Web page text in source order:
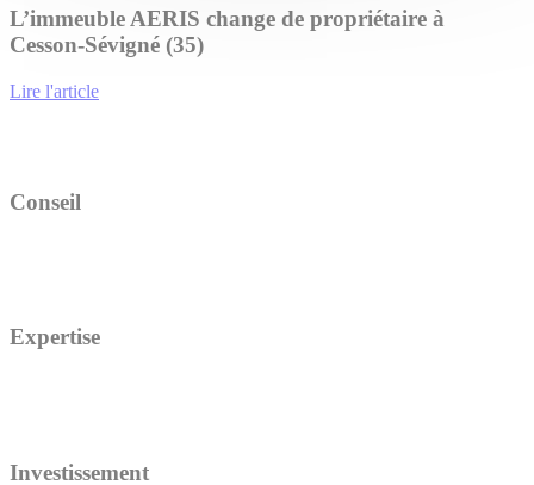
L’immeuble AERIS change de propriétaire à
Cesson-Sévigné (35)
Lire l'article
Conseil
Expertise
Investissement